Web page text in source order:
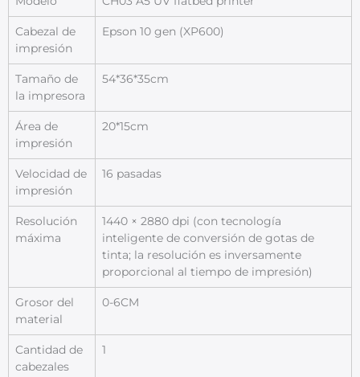
Cabezal de
impresión
Epson 10 gen (XP600)
Tamaño de
la impresora
54*36*35cm
Área de
impresión
20*15cm
Velocidad de
impresión
16 pasadas
Resolución
máxima
1440 × 2880 dpi (con tecnología
inteligente de conversión de gotas de
tinta; la resolución es inversamente
proporcional al tiempo de impresión)
Grosor del
material
0-6CM
Cantidad de
cabezales
1